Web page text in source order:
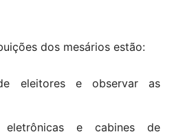
dos mesários estão:
eleitores e observar as
eletrônicas e cabines de